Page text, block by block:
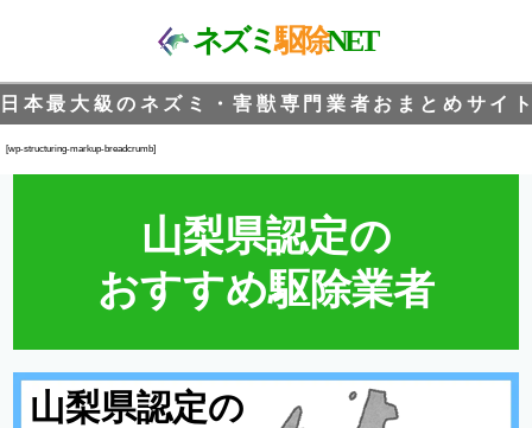
ネズミ駆除NET
日本最大級のネズミ・害獣専門業者おまとめサイト
[wp-structuring-markup-breadcrumb]
山梨県認定の
おすすめ駆除業者
山梨県認定の